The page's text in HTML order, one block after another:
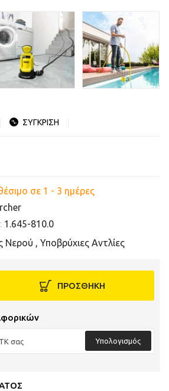
ΣΥΓΚΡΙΣΗ
σε 1 - 3 ημέρες
1.645-810.0
Νερού , Υποβρύχιες Αντλίες
ΠΡΟΣΘΗΚΗ
Υπολογισμός